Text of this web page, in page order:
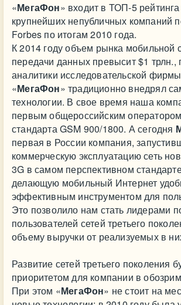
«МегаФон» входит в ТОП-5
крупнейших непубличных компаний
Forbes по итогам 2010 года.
К 2014 году объем рынка мобильной
передачи данных превысит $1 трлн.,
аналитики исследовательской
«МегаФон» традиционно внедрял
технологии. В свое время наша
первым общероссийским
стандарта GSM 900/1800. А сегодня
первая в России компания,
коммерческую эксплуатацию сеть
3G в самом перспективном
делающую мобильный Интернет
эффективным инструментом для
Это позволило нам стать лидерами
пользователей сетей третьего
объему выручки от реализуемых в
Развитие сетей третьего поколения
приоритетом для компании в
При этом «МегаФон» не стоит на